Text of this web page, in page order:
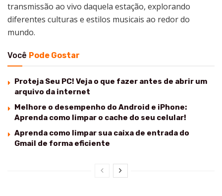
transmissão ao vivo daquela estação, explorando
diferentes culturas e estilos musicais ao redor do
mundo.
Você Pode Gostar
Proteja Seu PC! Veja o que fazer antes de abrir um
arquivo da internet
Melhore o desempenho do Android e iPhone:
Aprenda como limpar o cache do seu celular!
Aprenda como limpar sua caixa de entrada do
Gmail de forma eficiente